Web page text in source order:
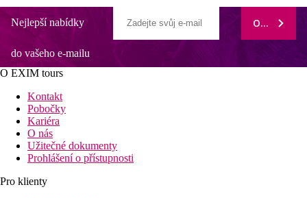
Nejlepší nabídky
do vašeho e-mailu
ODEBÍRAT
O EXIM tours
Kontakt
Pobočky
Kariéra
O nás
Užitečné dokumenty
Prohlášení o přístupnosti
Pro klienty